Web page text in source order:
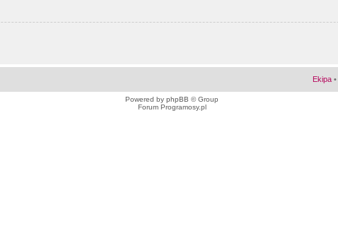
Ekipa •
Powered by phpBB © Group
Forum Programosy.pl